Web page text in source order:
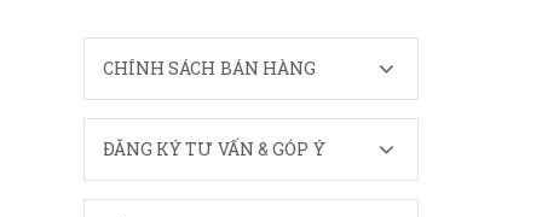
CHÍNH SÁCH BÁN HÀNG
ĐĂNG KÝ TƯ VẤN & GÓP Ý